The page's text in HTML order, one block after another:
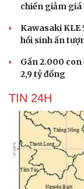
chiến giảm giá
Kawasaki KLE
hồi sinh ấn
Gần 2.000
2,9 tỷ đồng
TIN 24H